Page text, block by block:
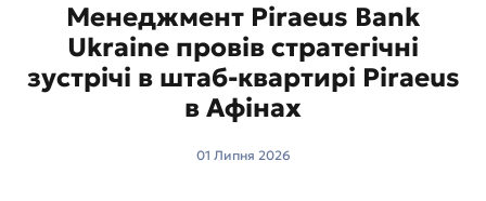
Менеджмент Piraeus Bank
Ukraine провів стратегічні
зустрічі в штаб-квартирі Piraeus
в Афінах
01 Липня 2026